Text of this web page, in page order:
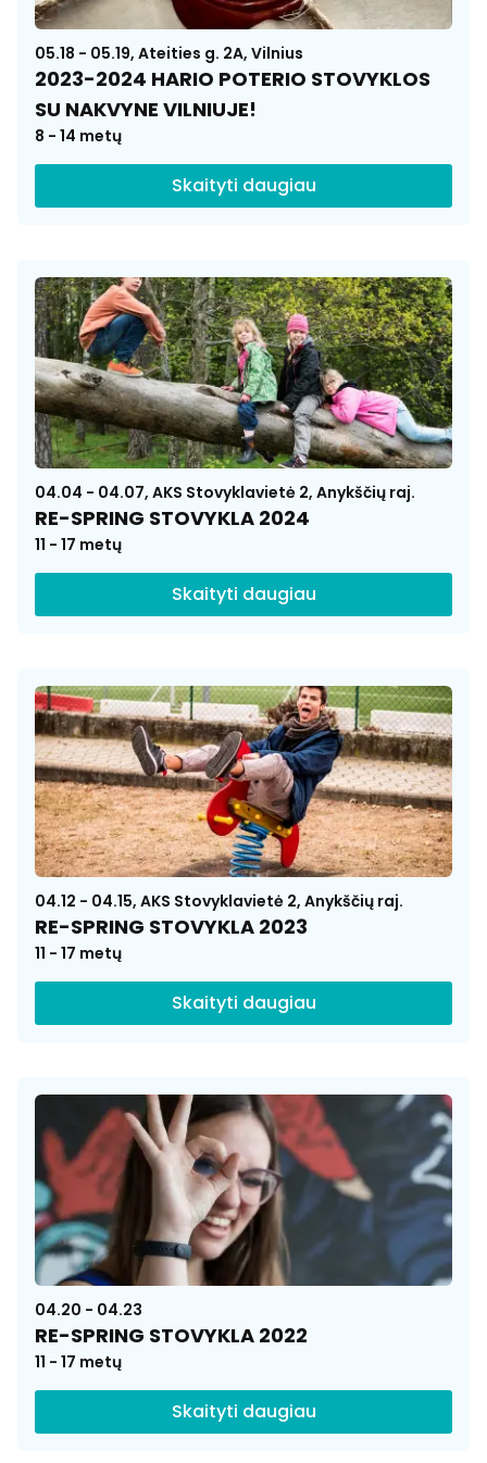
05.18 - 05.19, Ateities g. 2A, Vilnius
2023-2024 HARIO POTERIO STOVYKLOS
SU NAKVYNE VILNIUJE!
8 - 14 metų
Skaityti daugiau
04.04 - 04.07, AKS Stovyklavietė 2, Anykščių raj.
RE-SPRING STOVYKLA 2024
11 - 17 metų
Skaityti daugiau
04.12 - 04.15, AKS Stovyklavietė 2, Anykščių raj.
RE-SPRING STOVYKLA 2023
11 - 17 metų
Skaityti daugiau
04.20 - 04.23
RE-SPRING STOVYKLA 2022
11 - 17 metų
Skaityti daugiau